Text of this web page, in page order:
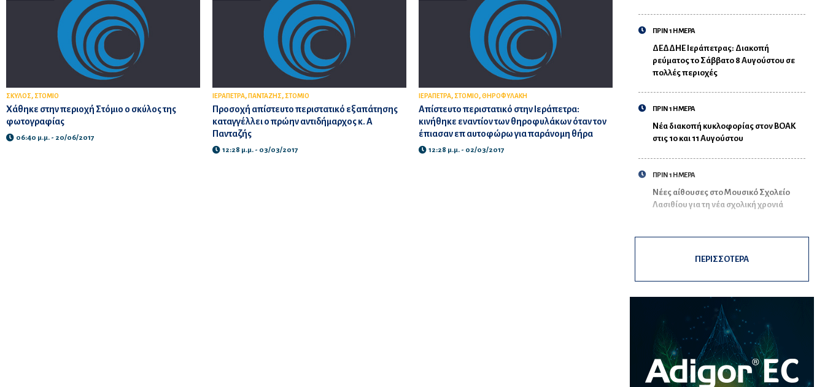
ΣΚΥΛΟΣ, ΣΤΟΜΙΟ
Χάθηκε στην περιοχή Στόμιο ο σκύλος της
φωτογραφίας
06:40 μ.μ. - 20/06/2017
ΙΕΡΑΠΕΤΡΑ, ΠΑΝΤΑΖΗΣ, ΣΤΟΜΙΟ
Προσοχή απίστευτο περιστατικό εξαπάτησης
καταγγέλλει ο πρώην αντιδήμαρχος κ. Α
Πανταζής
12:28 μ.μ. - 03/03/2017
ΙΕΡΑΠΕΤΡΑ, ΣΤΟΜΙΟ,ΘΗΡΟΦΥΛΑΚΗ
Απίστευτο περιστατικό στην Ιεράπετρα:
κινήθηκε εναντίον των θηροφυλάκων όταν τον
έπιασαν επ αυτοφώρω για παράνομη θήρα
12:28 μ.μ. - 02/03/2017
ΠΡΙΝ 1 ΗΜΕΡΑ
ΔΕΔΔΗΕ Ιεράπετρας: Διακοπή
ρεύματος το Σάββατο 8 Αυγούστου σε
πολλές περιοχές
ΠΡΙΝ 1 ΗΜΕΡΑ
Νέα διακοπή κυκλοφορίας στον ΒΟΑΚ
στις 10 και 11 Αυγούστου
ΠΡΙΝ 1 ΗΜΕΡΑ
Νέες αίθουσες στο Μουσικό Σχολείο
Λασιθίου για τη νέα σχολική χρονιά
ΠΕΡΙΣΣΟΤΕΡΑ